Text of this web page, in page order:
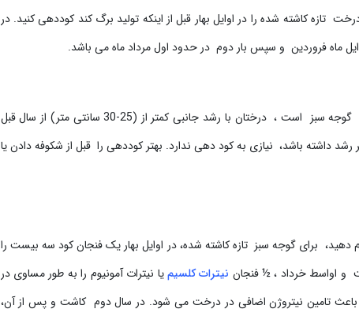
کاشته شده را در اوایل بهار قبل از اینکه تولید برگ کند کوددهی کنید. در
ماه فروردین و سپس بار دوم در حدود اول مرداد ماه می باشد.
میزان رشد سالانه درخت شاخص دیگری برای کوددهی درختان گوجه سبز است ، درختان با رشد جانبی کمتر از (25-30 سانتی متر) از سال قبل
دارند. برعکس، اگر درختی بیش از 46 سانتی متر رشد داشته باشد، نیازی به کود دهی ندارد. بهتر کوددهی را قبل از شکوفه دادن یا
برای گوجه سبز تازه کاشته شده، در اوایل بهار یک فنجان کود سه بیست را
نیترات کلسیمیا نیترات آمونیوم را به طور مساوی در
باعث تامین نیتروژن اضافی در درخت می شود. در سال دوم کاشت و پس از آن،